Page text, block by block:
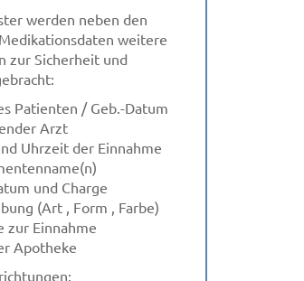
werden neben den
weitere
zur Sicherheit und
Patienten / Geb.-Datum
Arzt
Uhrzeit der Einnahme
und Charge
(Art , Form , Farbe)
zur Einnahme
Apotheke